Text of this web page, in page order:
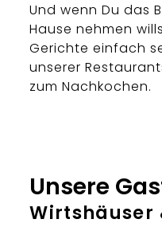
Und wenn Du das
Hause nehmen
Gerichte einfach
unserer
zum Nachkochen.
Unsere
Wirtshäuser